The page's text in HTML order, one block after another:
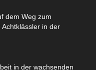
dem Weg zum
in der
in der wachsenden